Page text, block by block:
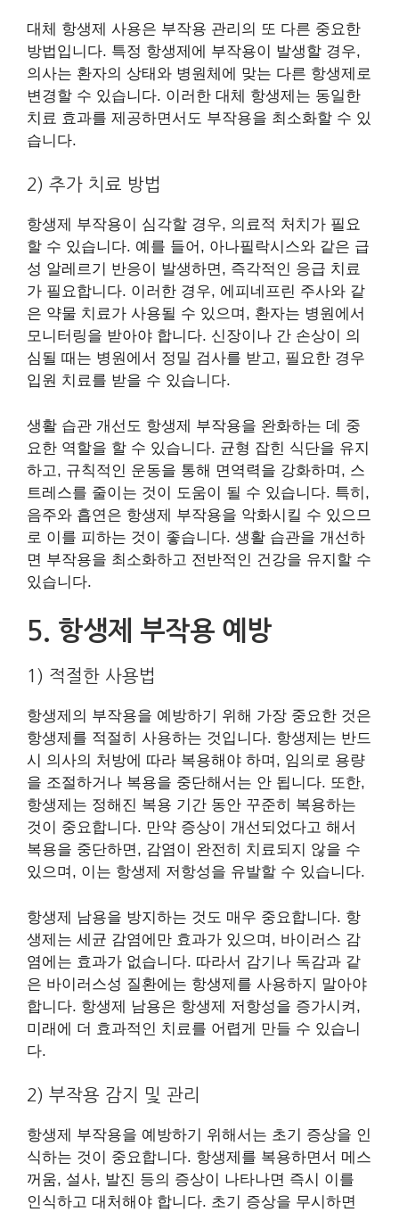
대체 항생제 사용은 부작용 관리의 또 다른 중요한
방법입니다. 특정 항생제에 부작용이 발생할 경우,
의사는 환자의 상태와 병원체에 맞는 다른 항생제로
변경할 수 있습니다. 이러한 대체 항생제는 동일한
치료 효과를 제공하면서도 부작용을 최소화할 수 있
습니다.
2) 추가 치료 방법
항생제 부작용이 심각할 경우, 의료적 처치가 필요
할 수 있습니다. 예를 들어, 아나필락시스와 같은 급
성 알레르기 반응이 발생하면, 즉각적인 응급 치료
가 필요합니다. 이러한 경우, 에피네프린 주사와 같
은 약물 치료가 사용될 수 있으며, 환자는 병원에서
모니터링을 받아야 합니다. 신장이나 간 손상이 의
심될 때는 병원에서 정밀 검사를 받고, 필요한 경우
입원 치료를 받을 수 있습니다.
생활 습관 개선도 항생제 부작용을 완화하는 데 중
요한 역할을 할 수 있습니다. 균형 잡힌 식단을 유지
하고, 규칙적인 운동을 통해 면역력을 강화하며, 스
트레스를 줄이는 것이 도움이 될 수 있습니다. 특히,
음주와 흡연은 항생제 부작용을 악화시킬 수 있으므
로 이를 피하는 것이 좋습니다. 생활 습관을 개선하
면 부작용을 최소화하고 전반적인 건강을 유지할 수
있습니다.
5. 항생제 부작용 예방
1) 적절한 사용법
항생제의 부작용을 예방하기 위해 가장 중요한 것은
항생제를 적절히 사용하는 것입니다. 항생제는 반드
시 의사의 처방에 따라 복용해야 하며, 임의로 용량
을 조절하거나 복용을 중단해서는 안 됩니다. 또한,
항생제는 정해진 복용 기간 동안 꾸준히 복용하는
것이 중요합니다. 만약 증상이 개선되었다고 해서
복용을 중단하면, 감염이 완전히 치료되지 않을 수
있으며, 이는 항생제 저항성을 유발할 수 있습니다.
항생제 남용을 방지하는 것도 매우 중요합니다. 항
생제는 세균 감염에만 효과가 있으며, 바이러스 감
염에는 효과가 없습니다. 따라서 감기나 독감과 같
은 바이러스성 질환에는 항생제를 사용하지 말아야
합니다. 항생제 남용은 항생제 저항성을 증가시켜,
미래에 더 효과적인 치료를 어렵게 만들 수 있습니
다.
2) 부작용 감지 및 관리
항생제 부작용을 예방하기 위해서는 초기 증상을 인
식하는 것이 중요합니다. 항생제를 복용하면서 메스
꺼움, 설사, 발진 등의 증상이 나타나면 즉시 이를
인식하고 대처해야 합니다. 초기 증상을 무시하면